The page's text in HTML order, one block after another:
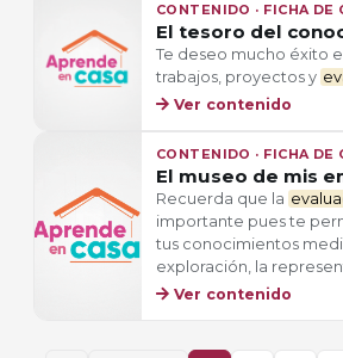
CONTENIDO · FICHA DE
El tesoro del
Te deseo mucho éxito
trabajos, proyectos y
Ver contenido
CONTENIDO · FICHA DE
El museo de mis
Recuerda que la
importante pues te
tus conocimientos
exploración, la
Ver contenido